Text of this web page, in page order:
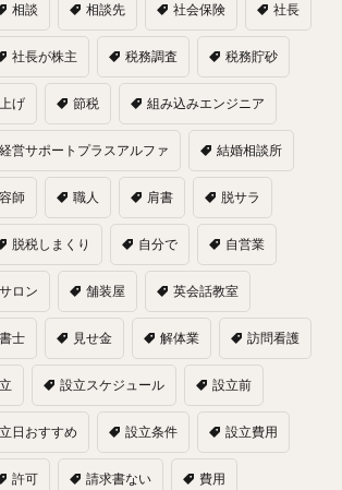
相談 相談先 社会保険 社長
社長が株主 税務調査 税務貯砂
げ 節税 組み込みエンジニア
経営サポートプラスアルファ 結婚相談所
師 職人 肩書 脱サラ
脱税しまくり 自分で 自営業
ロン 舗装屋 英会話教室
士 見せ金 解体業 訪問看護
設立スケジュール 設立前
日おすすめ 設立条件 設立費用
許可 請求書ない 費用